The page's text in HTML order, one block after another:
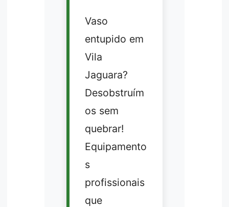
Vaso
entupido em
Vila
Jaguara?
Desobstruím
os sem
quebrar!
Equipamento
s
profissionais
que